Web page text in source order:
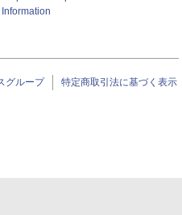
Information
グループ 特定商取引法に基づく表示